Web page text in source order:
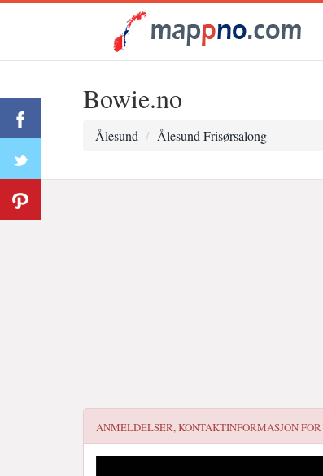
Bowie.no
Ålesund Ålesund Frisørsalong
ANMELDELSER, KONTAKTINFORMASJON FOR